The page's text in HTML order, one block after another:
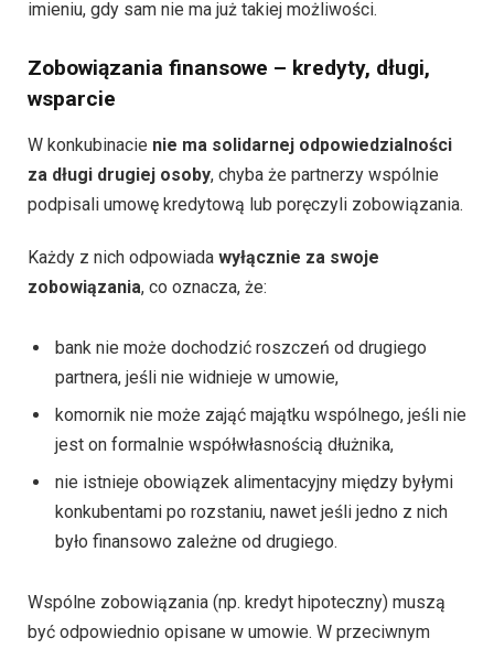
imieniu, gdy sam nie ma już takiej możliwości.
Zobowiązania finansowe – kredyty, długi,
wsparcie
W konkubinacie nie ma solidarnej odpowiedzialności
za długi drugiej osoby, chyba że partnerzy wspólnie
podpisali umowę kredytową lub poręczyli zobowiązania.
Każdy z nich odpowiada wyłącznie za swoje
zobowiązania, co oznacza, że:
bank nie może dochodzić roszczeń od drugiego
partnera, jeśli nie widnieje w umowie,
komornik nie może zająć majątku wspólnego, jeśli nie
jest on formalnie współwłasnością dłużnika,
nie istnieje obowiązek alimentacyjny między byłymi
konkubentami po rozstaniu, nawet jeśli jedno z nich
było finansowo zależne od drugiego.
Wspólne zobowiązania (np. kredyt hipoteczny) muszą
być odpowiednio opisane w umowie. W przeciwnym